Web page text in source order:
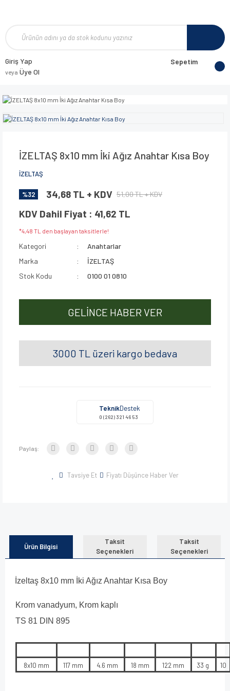
Giriş Yap
veya Üye Ol
Sepetim
İZELTAŞ 8x10 mm İki Ağız Anahtar Kısa Boy
İZELTAŞ
%32 34,68 TL + KDV 51,00 TL + KDV
KDV Dahil Fiyat : 41,62 TL
*4,48 TL den başlayan taksitlerle!
Kategori
Anahtarlar
Marka
İZELTAŞ
Stok Kodu
0100 01 0810
GELİNCE HABER VER
3000 TL üzeri kargo bedava
TeknikDestek
0 (262) 321 46 53
Paylaş:
Tavsiye Et Fiyatı Düşünce Haber Ver
Ürün Bilgisi
Taksit
Seçenekleri
Taksit
Seçenekleri
İzeltaş 8x10 mm İki Ağız Anahtar Kısa Boy
Krom vanadyum, Krom kaplı
TS 81 DIN 895
8x10 mm 117 mm 4.6 mm 18 mm 122 mm 33 g 10